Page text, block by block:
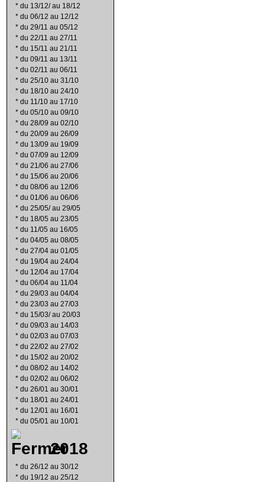
* du 13/12/ au 18/12
* du 06/12 au 12/12
* du 29/11 au 05/12
* du 22/11 au 27/11
* du 15/11 au 21/11
* du 09/11 au 13/11
* du 02/11 au 06/11
* du 25/10 au 31/10
* du 18/10 au 24/10
* du 11/10 au 17/10
* du 05/10 au 09/10
* du 28/09 au 02/10
* du 20/09 au 26/09
* du 13/09 au 19/09
* du 07/09 au 12/09
* du 21/06 au 27/06
* du 15/06 au 20/06
* du 08/06 au 12/06
* du 01/06 au 06/06
* du 25/05/ au 29/05
* du 18/05 au 23/05
* du 11/05 au 16/05
* du 04/05 au 08/05
* du 27/04 au 01/05
* du 19/04 au 24/04
* du 12/04 au 17/04
* du 06/04 au 11/04
* du 29/03 au 04/04
* du 23/03 au 27/03
* du 15/03/ au 20/03
* du 09/03 au 14/03
* du 02/03 au 07/03
* du 22/02 au 27/02
* du 15/02 au 20/02
* du 08/02 au 14/02
* du 02/02 au 06/02
* du 26/01 au 30/01
* du 18/01 au 24/01
* du 12/01 au 16/01
* du 05/01 au 10/01
2018
* du 26/12 au 30/12
* du 19/12 au 25/12